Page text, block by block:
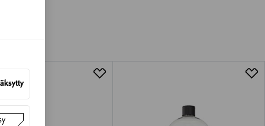
valittuun osoitteeseen.